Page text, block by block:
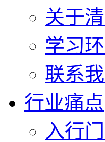
关于
学习
联系我
行业痛点
入行